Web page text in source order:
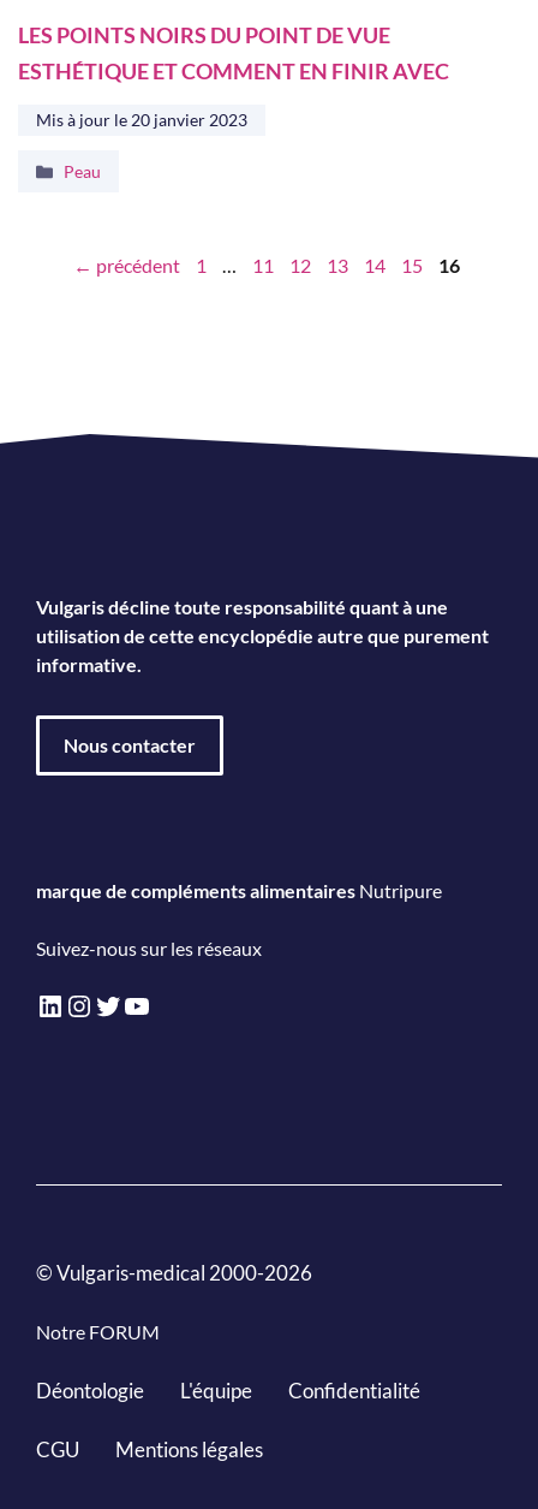
LES POINTS NOIRS DU POINT DE VUE
ESTHÉTIQUE ET COMMENT EN FINIR AVEC
Mis à jour le 20 janvier 2023
Catégories
Peau
← précédent Page
1 … Page
11 Page
12 Page
13 Page
14 Page
15 Page
16
Vulgaris décline toute responsabilité quant à une
utilisation de cette encyclopédie autre que purement
informative.
Nous contacter
marque de compléments alimentaires Nutripure
Suivez-nous sur les réseaux
LinkedIn
Instagram
Twitter
YouTube
© Vulgaris-medical 2000-2026
Notre FORUM
Déontologie L'équipe Confidentialité
CGU Mentions légales